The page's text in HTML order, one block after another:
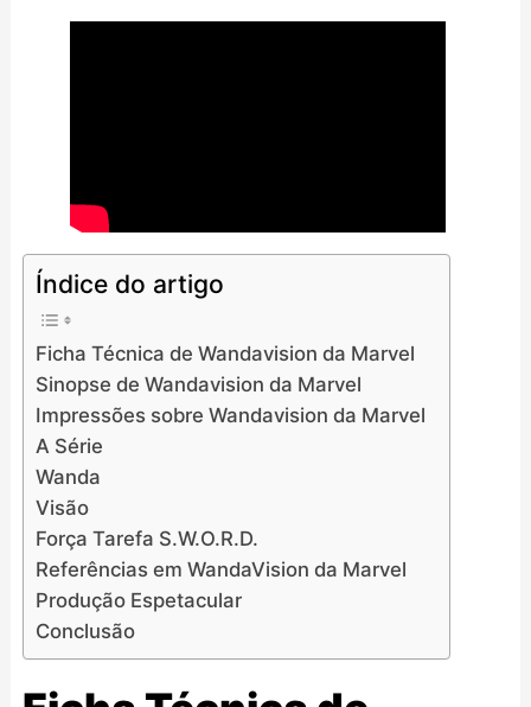
Índice do artigo
Ficha Técnica de Wandavision da Marvel
Sinopse de Wandavision da Marvel
Impressões sobre Wandavision da Marvel
A Série
Wanda
Visão
Força Tarefa S.W.O.R.D.
Referências em WandaVision da Marvel
Produção Espetacular
Conclusão